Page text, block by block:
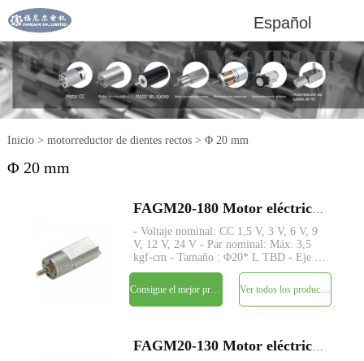
Español
Inicio> motorreductor de dientes rectos> Φ 20 mm
Φ 20 mm
- Voltaje nominal: CC 1,5 V, 3 V, 6 V, 9
V, 12 V, 24 V - Par nominal: Máx. 3,5
kgf-cm - Tamaño : Φ20* L TBD - Eje :
Φ4mm D-cut 0.5mm, M4, personalizado
- Codificador: codificador magnético
disponible - MOQ: 500 piezas
Ver todos los productos